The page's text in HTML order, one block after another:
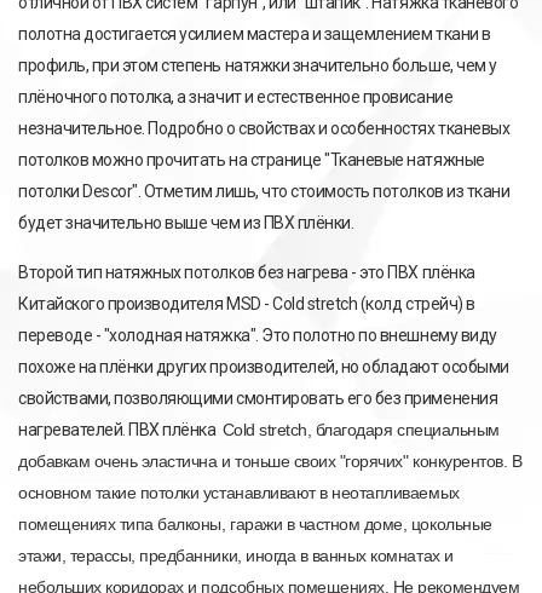
полотна достигается усилием мастера и защемлением ткани в
профиль, при этом степень натяжки значительно больше, чем у
плёночного потолка, а значит и естественное провисание
незначительное. Подробно о свойствах и особенностях тканевых
потолков можно прочитать на странице "Тканевые натяжные
потолки Descor". Отметим лишь, что стоимость потолков из ткани
будет значительно выше чем из ПВХ плёнки.
Второй тип натяжных потолков без нагрева - это ПВХ плёнка
Китайского производителя MSD - Cold stretch (колд стрейч) в
переводе - "холодная натяжка". Это полотно по внешнему виду
похоже на плёнки других производителей, но обладают особыми
свойствами, позволяющими смонтировать его без применения
нагревателей. ПВХ плёнка Cold stretch, благодаря специальным
добавкам очень эластична и тоньше своих "горячих" конкурентов. В
основном такие потолки устанавливают в неотапливаемых
помещениях типа балконы, гаражи в частном доме, цокольные
этажи, терассы, предбанники, иногда в ванных комнатах и
небольших коридорах и подсобных помещениях. Не рекомендуем